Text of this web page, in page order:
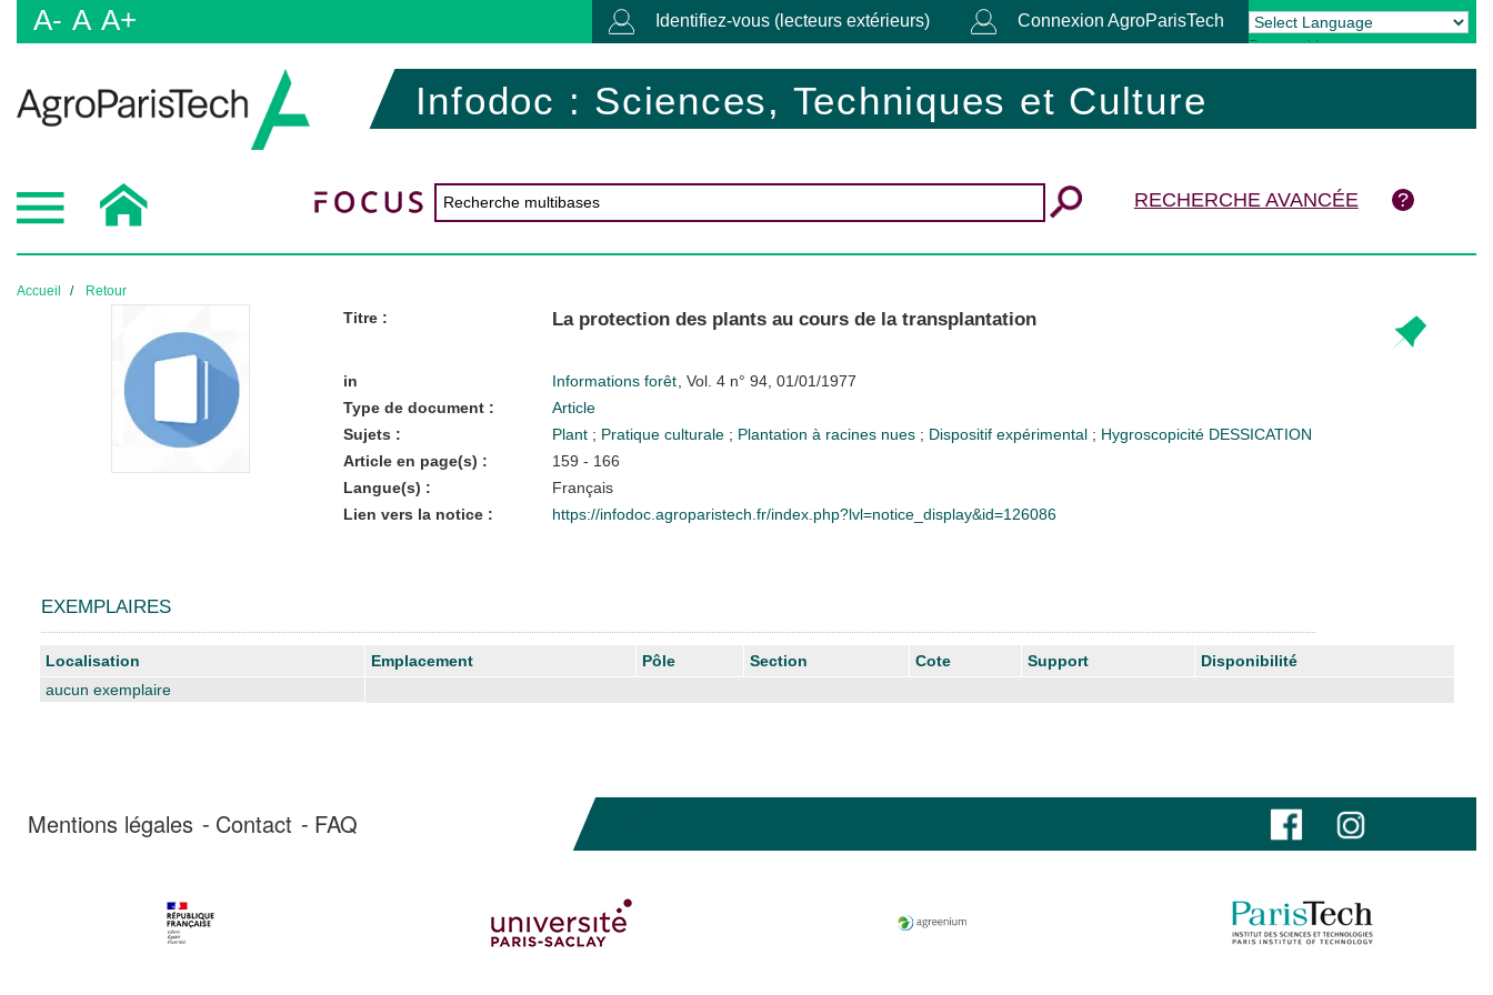
A- A A+ Identifiez-vous (lecteurs extérieurs) Connexion AgroParisTech
Powered by Translate
Infodoc : Sciences, Techniques et Culture
RECHERCHE AVANCÉE
Accueil Retour
Titre : La protection des plants au cours de la transplantation
in Informations forêt , Vol. 4 n° 94, 01/01/1977
Type de document :
Article
Sujets :
Plant ; Pratique culturale ; Plantation à racines nues ; Dispositif expérimental ; Hygroscopicité DESSICATION
Article en page(s) :
159 - 166
Langue(s) :
Français
Lien vers la notice :
https://infodoc.agroparistech.fr/index.php?lvl=notice_display&id=126086
EXEMPLAIRES
Liste des exemplaires
Localisation Emplacement Pôle Section Cote Support
Disponibilité
aucun exemplaire
Mentions légales Contact FAQ